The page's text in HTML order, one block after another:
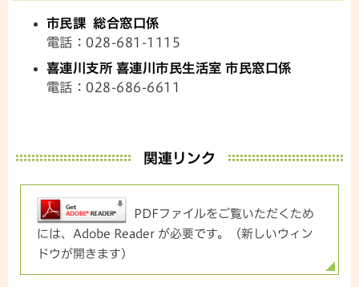
市民課 総合窓口係
電話：028-681-1115
喜連川支所 喜連川市民生活室 市民窓口係
電話：028-686-6611
関連リンク
PDFファイルをご覧いただくため
には、Adobe Reader が必要です。（新しいウィン
ドウが開きます）